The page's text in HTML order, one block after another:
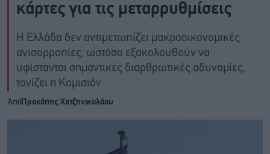
κάρτες για τις μεταρρυθμίσεις
Η Ελλάδα δεν αντιμετωπίζει μακροοικονομικές
ανισορροπίες, ωστόσο εξακολουθούν να
υφίστανται σημαντικές διαρθρωτικές αδυναμίες,
τονίζει η Κομισιόν
ΑπόΠροκόπης Χατζηνικολάου